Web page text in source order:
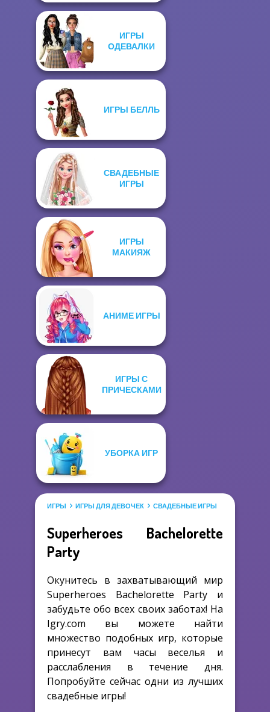
ИГРЫ
ОДЕВАЛКИ
ИГРЫ БЕЛЛЬ
СВАДЕБНЫЕ
ИГРЫ
ИГРЫ
МАКИЯЖ
АНИМЕ ИГРЫ
ИГРЫ С
ПРИЧЕСКАМИ
УБОРКА ИГР
ИГРЫ ИГРЫ ДЛЯ ДЕВОЧЕК СВАДЕБНЫЕ ИГРЫ
Superheroes Bachelorette
Party
Окунитесь в захватывающий мир
Superheroes Bachelorette Party и
забудьте обо всех своих заботах! На
Igry.com вы можете найти
множество подобных игр, которые
принесут вам часы веселья и
расслабления в течение дня.
Попробуйте сейчас одни из лучших
свадебные игры!